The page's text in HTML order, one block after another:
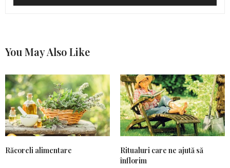
You May Also Like
Răcoreli alimentare
Ritualuri care ne ajută să
înflorim